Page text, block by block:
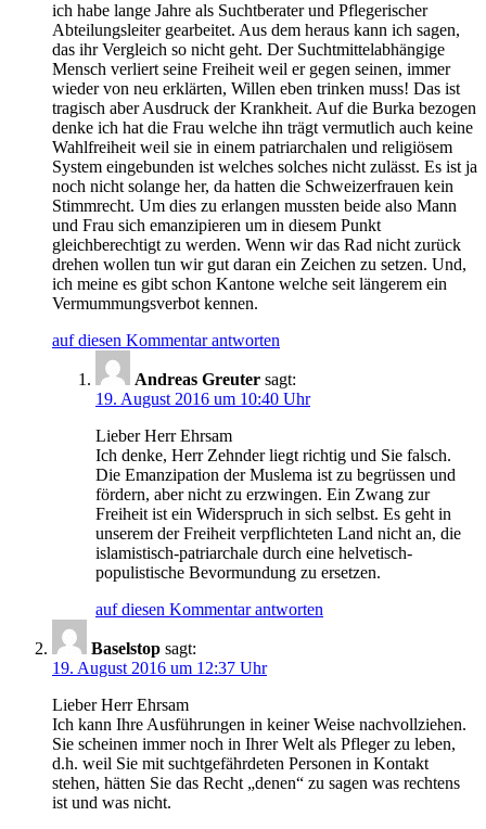
ich habe lange Jahre als Suchtberater und Pflegerischer
Abteilungsleiter gearbeitet. Aus dem heraus kann ich sagen,
das ihr Vergleich so nicht geht. Der Suchtmittelabhängige
Mensch verliert seine Freiheit weil er gegen seinen, immer
wieder von neu erklärten, Willen eben trinken muss! Das ist
tragisch aber Ausdruck der Krankheit. Auf die Burka bezogen
denke ich hat die Frau welche ihn trägt vermutlich auch keine
Wahlfreiheit weil sie in einem patriarchalen und religiösem
System eingebunden ist welches solches nicht zulässt. Es ist ja
noch nicht solange her, da hatten die Schweizerfrauen kein
Stimmrecht. Um dies zu erlangen mussten beide also Mann
und Frau sich emanzipieren um in diesem Punkt
gleichberechtigt zu werden. Wenn wir das Rad nicht zurück
drehen wollen tun wir gut daran ein Zeichen zu setzen. Und,
ich meine es gibt schon Kantone welche seit längerem ein
Vermummungsverbot kennen.
auf diesen Kommentar antworten
Andreas Greuter sagt:
19. August 2016 um 10:40 Uhr
Lieber Herr Ehrsam
Ich denke, Herr Zehnder liegt richtig und Sie falsch.
Die Emanzipation der Muslema ist zu begrüssen und
fördern, aber nicht zu erzwingen. Ein Zwang zur
Freiheit ist ein Widerspruch in sich selbst. Es geht in
unserem der Freiheit verpflichteten Land nicht an, die
islamistisch-patriarchale durch eine helvetisch-
populistische Bevormundung zu ersetzen.
auf diesen Kommentar antworten
Baselstop sagt:
19. August 2016 um 12:37 Uhr
Lieber Herr Ehrsam
Ich kann Ihre Ausführungen in keiner Weise nachvollziehen.
Sie scheinen immer noch in Ihrer Welt als Pfleger zu leben,
d.h. weil Sie mit suchtgefährdeten Personen in Kontakt
stehen, hätten Sie das Recht „denen“ zu sagen was rechtens
ist und was nicht.